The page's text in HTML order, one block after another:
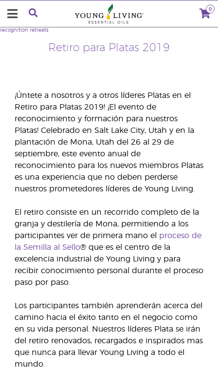
0
Retiro para Platas 2019
recognition retreats
¡Úntete a nosotros y a otros líderes Platas en el
Retiro para Platas 2019! ¡El evento de
reconocimiento y formación para nuestros
Platas! Celebrado en Salt Lake City, Utah y en la
plantación de Mona, Utah del 26 al 29 de
septiembre, este evento anual de
reconocimiento para los nuevos miembros Platas
es una experiencia que no deben perderse
nuestros prometedores líderes de Young Living.
El retiro consiste en un recorrido completo de la
granja y destilería de Mona, permitiendo a los
participantes ver de primera mano el proceso de
la Semilla al Sello® que es el centro de la
excelencia industrial de Young Living y para
recibir conocimiento personal durante el proceso
paso por paso.
Los participantes también aprenderán acerca del
camino hacia el éxito tanto en el negocio como
en su vida personal. Nuestros líderes Plata se irán
del retiro renovados, recargados e inspirados mas
que nunca para llevar Young Living a todo el
mundo.